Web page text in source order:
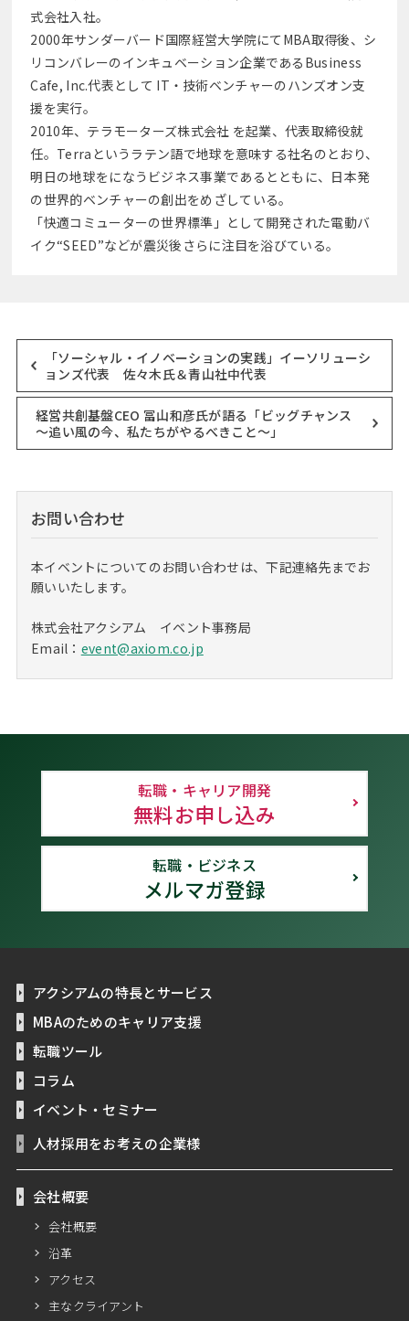
式会社入社。
2000年サンダーバード国際経営大学院にてMBA取得後、シ
リコンバレーのインキュベーション企業であるBusiness
Cafe, Inc.代表として IT・技術ベンチャーのハンズオン支
援を実行。
2010年、テラモーターズ株式会社 を起業、代表取締役就
任。Terraというラテン語で地球を意味する社名のとおり、
明日の地球をになうビジネス事業であるとともに、日本発
の世界的ベンチャーの創出をめざしている。
「快適コミューターの世界標準」として開発された電動バ
イク“SEED”などが震災後さらに注目を浴びている。
「ソーシャル・イノベーションの実践」イーソリューシ
ョンズ代表 佐々木氏＆青山社中代表
経営共創基盤CEO 冨山和彦氏が語る「ビッグチャンス
～追い風の今、私たちがやるべきこと～」
お問い合わせ
本イベントについてのお問い合わせは、下記連絡先までお
願いいたします。
株式会社アクシアム イベント事務局
Email： event@axiom.co.jp
転職・キャリア開発
無料お申し込み
転職・ビジネス
メルマガ登録
アクシアムの特長とサービス
MBAのためのキャリア支援
転職ツール
コラム
イベント・セミナー
人材採用をお考えの企業様
会社概要
会社概要
沿革
アクセス
主なクライアント